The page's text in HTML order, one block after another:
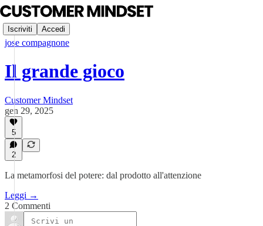
Iscriviti Accedi
jose compagnone
Il grande gioco
Customer Mindset
gen 29, 2025
5
2
La metamorfosi del potere: dal prodotto all'attenzione
Leggi →
2 Commenti